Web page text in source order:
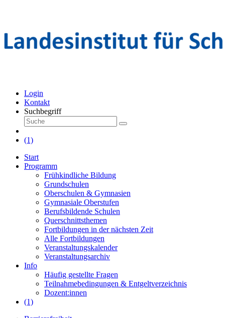
Login
Kontakt
Suchbegriff
(1)
Start
Programm
Frühkindliche Bildung
Grundschulen
Oberschulen & Gymnasien
Gymnasiale Oberstufen
Berufsbildende Schulen
Querschnittsthemen
Fortbildungen in der nächsten Zeit
Alle Fortbildungen
Veranstaltungskalender
Veranstaltungsarchiv
Info
Häufig gestellte Fragen
Teilnahmebedingungen & Entgeltverzeichnis
Dozent:innen
(1)